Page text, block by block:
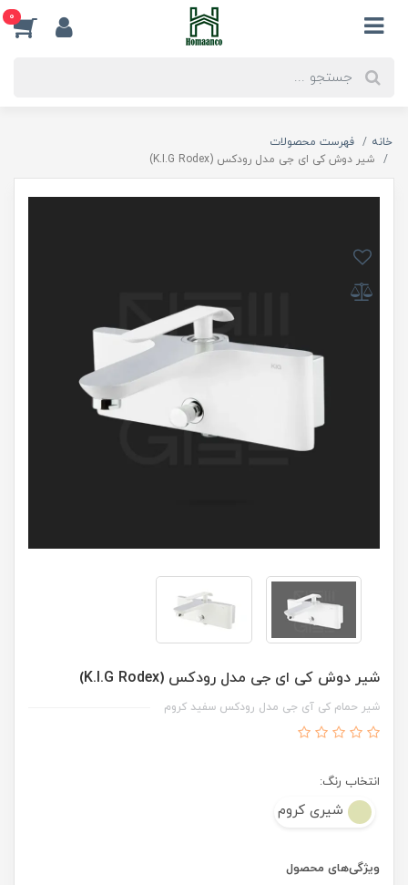
0
خانه
فهرست محصولات
شیر دوش کی ای جی مدل رودکس (K.I.G Rodex)
شیر دوش کی ای جی مدل رودکس (K.I.G Rodex)
شیر حمام کی آی جی مدل رودکس سفید کروم
انتخاب رنگ:
شیری کروم
ویژگی‌های محصول